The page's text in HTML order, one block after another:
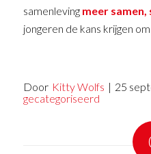
samenleving meer samen,
jongeren de kans krijgen
Door Kitty Wolfs | 25
gecategoriseerd